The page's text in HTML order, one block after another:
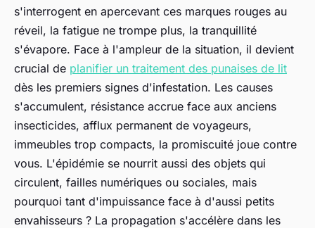
s'interrogent en apercevant ces marques rouges au
réveil, la fatigue ne trompe plus, la tranquillité
s'évapore. Face à l'ampleur de la situation, il devient
crucial de planifier un traitement des punaises de lit
dès les premiers signes d'infestation. Les causes
s'accumulent, résistance accrue face aux anciens
insecticides, afflux permanent de voyageurs,
immeubles trop compacts, la promiscuité joue contre
vous. L'épidémie se nourrit aussi des objets qui
circulent, failles numériques ou sociales, mais
pourquoi tant d'impuissance face à d'aussi petits
envahisseurs ? La propagation s'accélère dans les